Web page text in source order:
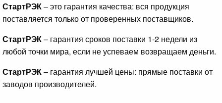
СтартРЭК– это гарантия качества: вся продукция
поставляется только от проверенных поставщиков.
СтартРЭК– гарантия сроков поставки 1-2 недели из
любой точки мира, если не успеваем возвращаем деньги.
СтартРЭК– гарантия лучшей цены: прямые поставки от
заводов производителей.